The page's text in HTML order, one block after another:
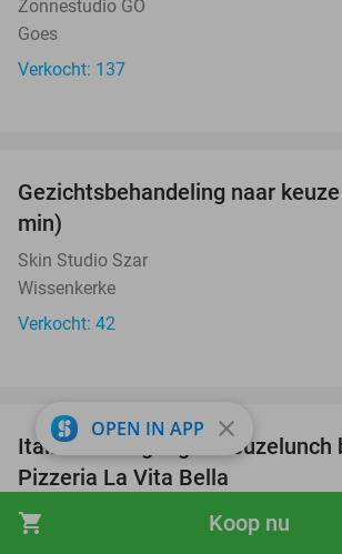
shopping_cart Koop nu
Zonnestudio GO
Goes
Verkocht: 137
Gezichtsbehandeling naar
min)
Skin Studio Szar
Wissenkerke
Verkocht: 42
Italiaanse 2-gangen keuzelunch
Pizzeria La Vita Bella
Ristorante Pizzeria La Vita Bella
OPEN IN APP close